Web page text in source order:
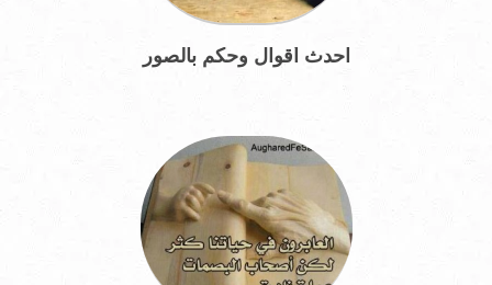
احدث أقوال وحكم بالصور